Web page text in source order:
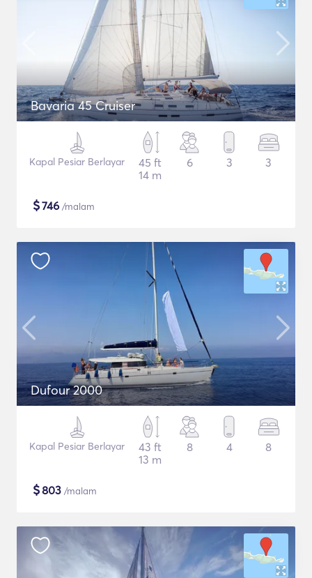
Bavaria 45 Cruiser
Kapal Pesiar Berlayar
45 ft
14 m
6 3 3
$746 /malam
Dufour 2000
Kapal Pesiar Berlayar
43 ft
13 m
8 4 8
$803 /malam